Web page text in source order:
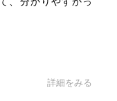
詳細をみる